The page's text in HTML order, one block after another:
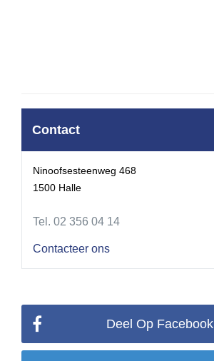
Contact
Ninoofsesteenweg 468
1500 Halle
Tel. 02 356 04 14
Contacteer ons
Deel Op Facebook